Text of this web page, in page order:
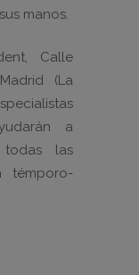
manos.
Calle
(La
a
las
témporo-